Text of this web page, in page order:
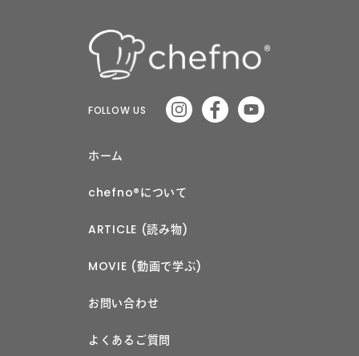
FOLLOW US
ホーム
chefno®︎について
ARTICLE (読み物)
MOVIE (動画で学ぶ)
お問い合わせ
よくあるご質問